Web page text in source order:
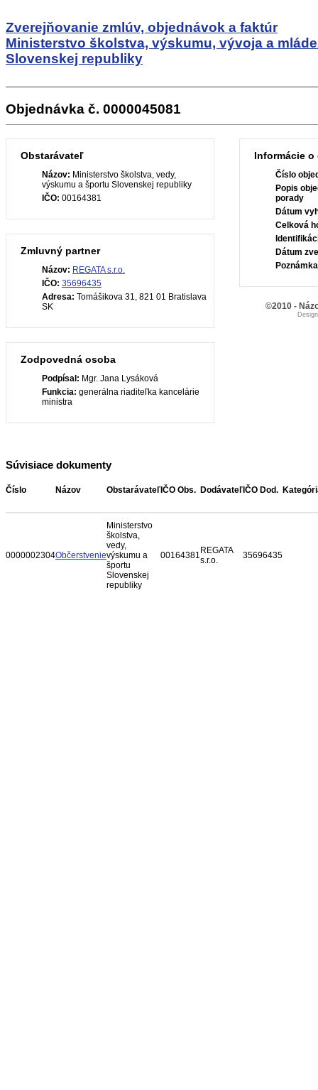
Zverejňovanie zmlúv, objednávok a faktúr
Ministerstvo školstva, výskumu, vývoja a
Slovenskej republiky
Objednávka č. 0000045081
Obstarávateľ
Názov: Ministerstvo školstva, vedy,
výskumu a športu Slovenskej republiky
IČO: 00164381
Zmluvný partner
Názov: REGATA s.r.o.
IČO: 35696435
Adresa: Tomášikova 31, 821 01 Bratislava
SK
Zodpovedná osoba
Podpísal: Mgr. Jana Lysáková
Funkcia: generálna riaditeľka kancelárie
ministra
Informácie
Číslo
Popis
porady
Dátum
Celková
Dátum
Súvisiace dokumenty
Číslo Názov Obstarávateľ IČO Obs. Dodávateľ IČO Dod.
0000002304Občerstvenie
Ministerstvo
školstva,
vedy,
výskumu a
športu
Slovenskej
republiky
00164381 REGATA
s.r.o.
35696435
©2010 -